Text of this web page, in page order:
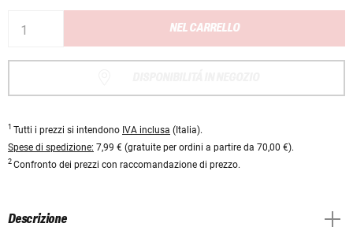
NEL CARRELLO
1 Tutti i prezzi si intendono IVA inclusa (Italia).
Spese di spedizione: 7,99 € (gratuite per ordini a partire da 70,00 €).
2 Confronto dei prezzi con raccomandazione di prezzo.
Descrizione